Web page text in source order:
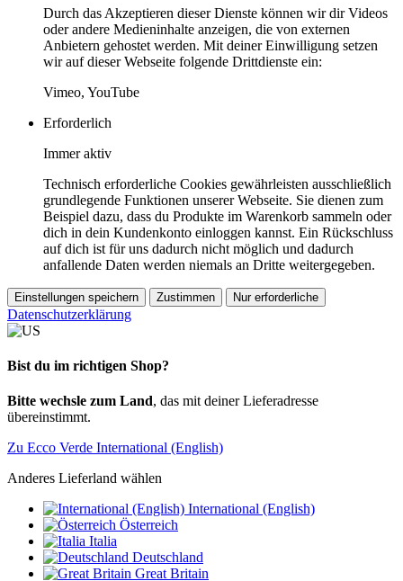
Durch das Akzeptieren dieser Dienste können wir dir Videos
oder andere Medieninhalte anzeigen, die von externen
Anbietern gehostet werden. Mit deiner Einwilligung setzen
wir auf dieser Webseite folgende Drittdienste ein:
Vimeo, YouTube
Erforderlich
Immer aktiv
Technisch erforderliche Cookies gewährleisten ausschließlich
grundlegende Funktionen unserer Webseite. Sie dienen zum
Beispiel dazu, dass du Produkte im Warenkorb sammeln oder
dich in dein Kundenkonto einloggen kannst. Ein Rückschluss
auf dich ist für uns dadurch nicht möglich und dadurch
anfallende Daten werden niemals an Dritte weitergegeben.
Einstellungen speichern Zustimmen Nur erforderliche
Datenschutzerklärung
Bist du im richtigen Shop?
Bitte wechsle zum Land, das mit deiner Lieferadresse
übereinstimmt.
Zu Ecco Verde International (English)
Anderes Lieferland wählen
International (English)
Österreich
Italia
Deutschland
Great Britain